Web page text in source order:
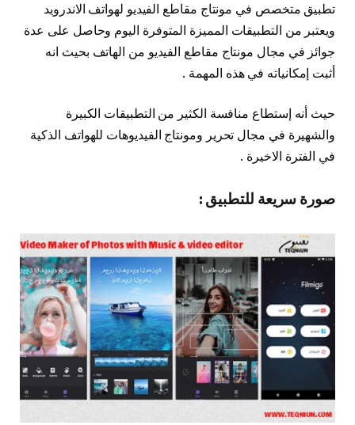
تطبيق متخصص في مونتاج مقاطع الفيديو لهواتف الاندرويد
ويعتبر من التطبيقات المميزة المتوفرة اليوم وحاصل على عدة
جوائز في مجال مونتاج مقاطع الفيديو من الهاتف بحيث انه
أثبت إمكانياته في هذه المهمة .
حيث أنه إستطاع منافسة الكثير من التطبيقات الكبيرة
والشهيرة في مجال تحرير ومونتاج الفيديوهات للهواتف الذكية
في الفترة الاخيرة .
صورة سريعة للتطبيق :